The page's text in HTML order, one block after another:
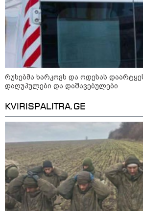
შსს -
კურიერზე
ბრალდებით 3
კიდევ 2 პირის
კი შესაბამისი
სანქცირებული
წარმოადგენს
ეროვნული
სუბიექტს
რუსებმა
დაარტყეს,
დაშავებულები
რუსებმა ხარკოვს და ოდესას
დაღუპულები და დაშავებულები
KVIRISPALITRA.GE